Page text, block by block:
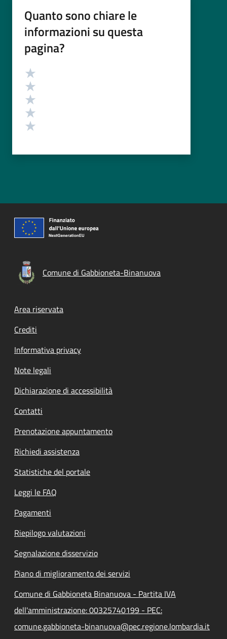
Quanto sono chiare le
informazioni su questa
pagina?
Valutazione
Comune di Gabbioneta-Binanuova
Footer menu
Area riservata
Crediti
Informativa privacy
Note legali
Dichiarazione di accessibilità
Contatti
Prenotazione appuntamento
Richiedi assistenza
Statistiche del portale
Leggi le FAQ
Pagamenti
Riepilogo valutazioni
Segnalazione disservizio
Piano di miglioramento dei servizi
Comune di Gabbioneta Binanuova - Partita IVA
dell'amministrazione: 00325740199 - PEC:
comune.gabbioneta-binanuova@pec.regione.lombardia.it